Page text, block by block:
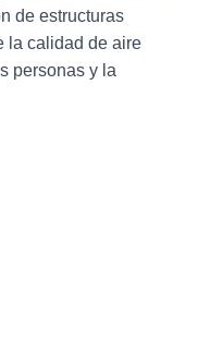
de estructuras
la calidad de aire
personas y la